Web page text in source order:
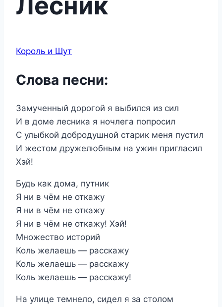
Король и Шут
Слова песни:
Замученный дорогой я выбился из сил
И в доме лесника я ночлега попросил
С улыбкой добродушной старик меня пустил
И жестом дружелюбным на ужин пригласил
Хэй!
Будь как дома, путник
Я ни в чём не откажу
Я ни в чём не откажу
Я ни в чём не откажу! Хэй!
Множество историй
Коль желаешь — расскажу
Коль желаешь — расскажу
Коль желаешь — расскажу!
На улице темнело, сидел я за столом